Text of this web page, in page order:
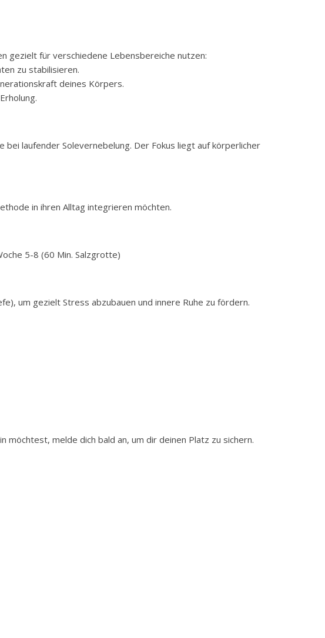
gezielt für verschiedene Lebensbereiche nutzen:
zu stabilisieren.
deines Körpers.
laufender Solevernebelung. Der Fokus liegt auf körperlicher
in ihren Alltag integrieren möchten.
5-8 (60 Min. Salzgrotte)
um gezielt Stress abzubauen und innere Ruhe zu fördern.
melde dich bald an, um dir deinen Platz zu sichern.